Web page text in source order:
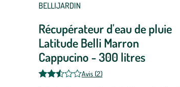
BELLIJARDIN
Récupérateur d'eau de pluie
Latitude Belli Marron
Cappucino - 300 litres
Avis (2)